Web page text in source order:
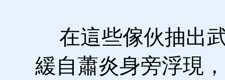
在這些傢伙抽出
緩自蕭炎身旁浮現